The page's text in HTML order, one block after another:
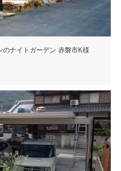
ナイトガーデン 赤磐市K様